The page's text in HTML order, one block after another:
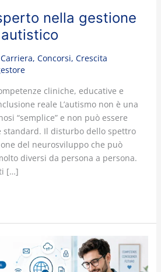
nella gestione
Carriera, Concorsi, Crescita
cliniche, educative e
reale L’autismo non è una
“semplice” e non può essere
standard. Il disturbo dello spettro
del neurosviluppo che può
diversi da persona a persona.
[…]